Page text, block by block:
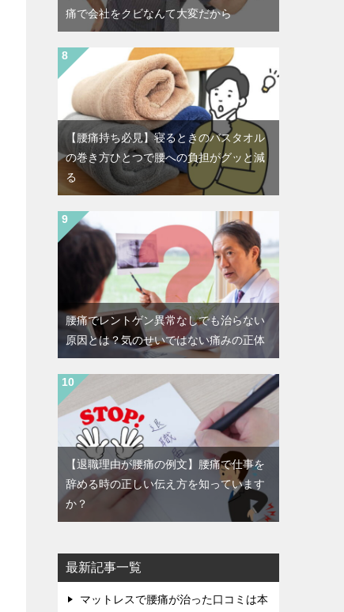
痛で会社をクビなんて大変だから
【腰痛持ち必見】寝るときのバスタオル
の巻き方ひとつで腰への負担がグッと減
る
腰痛でレントゲン異常なしでも治らない
原因とは？気のせいではない痛みの正体
【退職理由が腰痛の例文】腰痛で仕事を
辞める時の正しい伝え方を知っています
か？
最新記事一覧
マットレスで腰痛が治った口コミは本